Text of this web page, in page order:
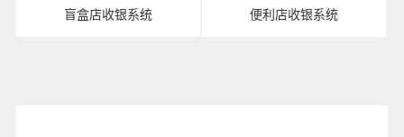
盲盒店收银系统 便利店收银系统